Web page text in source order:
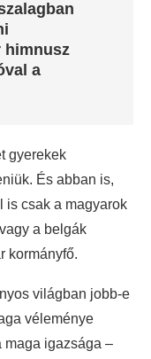
himnusz
a
gyerekek
És abban is,
is csak a magyarok
a belgák
kormányfő.
világban jobb-e
véleménye
maga igazsága –